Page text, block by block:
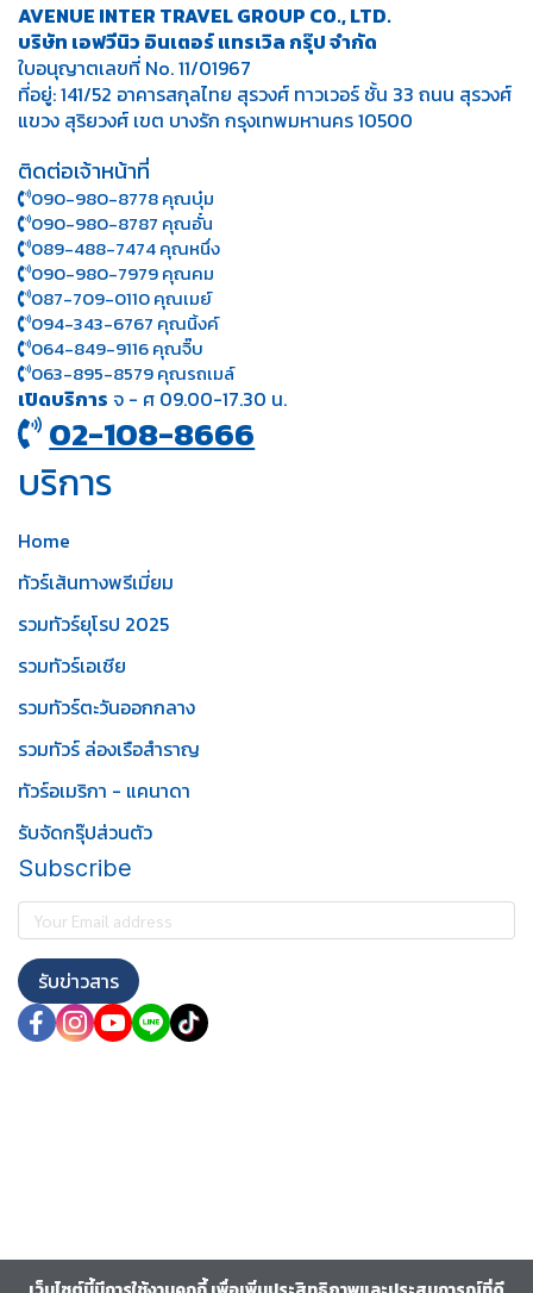
AVENUE INTER TRAVEL GROUP CO., LTD.
บริษัท เอฟวีนิว อินเตอร์ แทรเวิล กรุ๊ป จำกัด
ใบอนุญาตเลขที่ No. 11/01967
ที่อยู่: 141/52 อาคารสกุลไทย สุรวงศ์ ทาวเวอร์ ชั้น 33 ถนน สุรวงศ์
แขวง สุริยวงศ์ เขต บางรัก กรุงเทพมหานคร 10500
ติดต่อเจ้าหน้าที่
090-980-8778 คุณบุ๋ม
090-980-8787 คุณอั๋น
089-488-7474 คุณหนึ่ง
090-980-7979 คุณคม
087-709-0110 คุณเมย์
094-343-6767 คุณนิ้งค์
064-849-9116 คุณจิ๊บ
063-895-8 579คุณรถเมล์
เปิดบริการ จ - ศ 09.00-17.30 น.
02-108-8666
บริการ
Home
ทัวร์เส้นทางพรีเมี่ยม
รวมทัวร์ยุโรป 2025
รวมทัวร์เอเชีย
รวมทัวร์ตะวันออกกลาง
รวมทัวร์ ล่องเรือสำราญ
ทัวร์อเมริกา - แคนาดา
รับจัดกรุ๊ปส่วนตัว
Subscribe
รับข่าวสาร